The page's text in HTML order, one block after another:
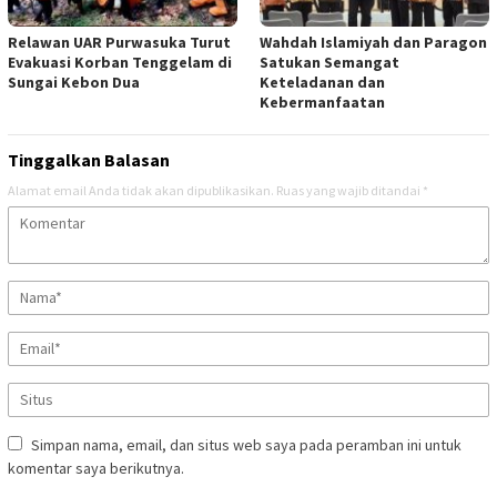
Relawan UAR Purwasuka Turut
Evakuasi Korban Tenggelam di
Sungai Kebon Dua
Wahdah Islamiyah dan Paragon
Satukan Semangat
Keteladanan dan
Kebermanfaatan
Tinggalkan Balasan
Alamat email Anda tidak akan dipublikasikan. Ruas yang wajib ditandai *
Simpan nama, email, dan situs web saya pada peramban ini untuk
komentar saya berikutnya.